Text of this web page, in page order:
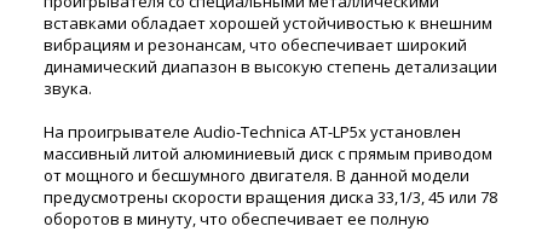
вставками обладает хорошей устойчивостью к внешним
вибрациям и резонансам, что обеспечивает широкий
динамический диапазон в высокую степень детализации
звука.
На проигрывателе Audio-Technica AT-LP5x установлен
массивный литой алюминиевый диск с прямым приводом
от мощного и бесшумного двигателя. В данной модели
предусмотрены скорости вращения диска 33,1/3, 45 или 78
оборотов в минуту, что обеспечивает ее полную